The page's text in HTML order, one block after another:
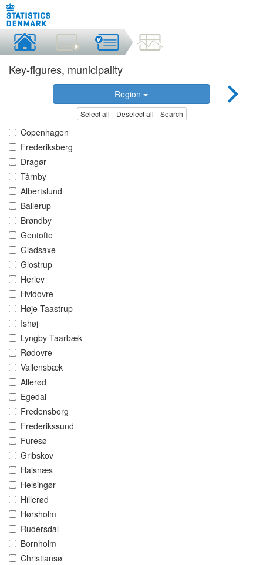
Key-figures, municipality
Region
Select all Deselect all Search
Copenhagen
Frederiksberg
Dragør
Tårnby
Albertslund
Ballerup
Brøndby
Gentofte
Gladsaxe
Glostrup
Herlev
Hvidovre
Høje-Taastrup
Ishøj
Lyngby-Taarbæk
Rødovre
Vallensbæk
Allerød
Egedal
Fredensborg
Frederikssund
Furesø
Gribskov
Halsnæs
Helsingør
Hillerød
Hørsholm
Rudersdal
Bornholm
Christiansø